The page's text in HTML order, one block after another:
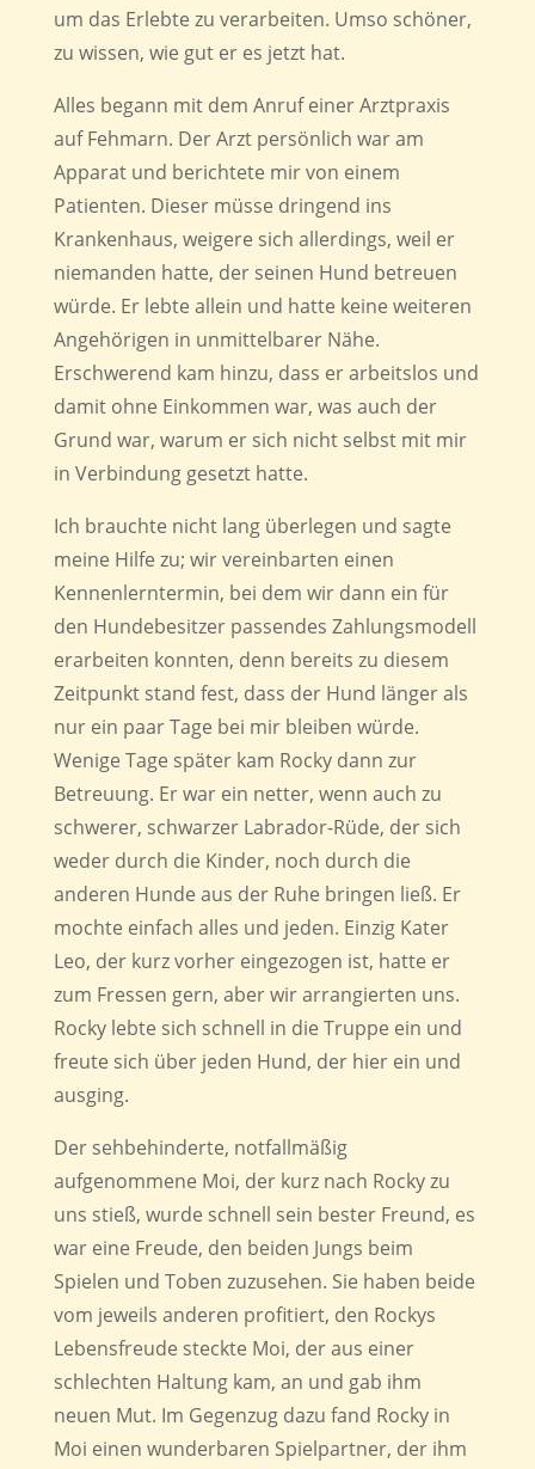
um das Erlebte zu verarbeiten. Umso schöner,
zu wissen, wie gut er es jetzt hat.
Alles begann mit dem Anruf einer Arztpraxis
auf Fehmarn. Der Arzt persönlich war am
Apparat und berichtete mir von einem
Patienten. Dieser müsse dringend ins
Krankenhaus, weigere sich allerdings, weil er
niemanden hatte, der seinen Hund betreuen
würde. Er lebte allein und hatte keine weiteren
Angehörigen in unmittelbarer Nähe.
Erschwerend kam hinzu, dass er arbeitslos und
damit ohne Einkommen war, was auch der
Grund war, warum er sich nicht selbst mit mir
in Verbindung gesetzt hatte.
Ich brauchte nicht lang überlegen und sagte
meine Hilfe zu; wir vereinbarten einen
Kennenlerntermin, bei dem wir dann ein für
den Hundebesitzer passendes Zahlungsmodell
erarbeiten konnten, denn bereits zu diesem
Zeitpunkt stand fest, dass der Hund länger als
nur ein paar Tage bei mir bleiben würde.
Wenige Tage später kam Rocky dann zur
Betreuung. Er war ein netter, wenn auch zu
schwerer, schwarzer Labrador-Rüde, der sich
weder durch die Kinder, noch durch die
anderen Hunde aus der Ruhe bringen ließ. Er
mochte einfach alles und jeden. Einzig Kater
Leo, der kurz vorher eingezogen ist, hatte er
zum Fressen gern, aber wir arrangierten uns.
Rocky lebte sich schnell in die Truppe ein und
freute sich über jeden Hund, der hier ein und
ausging.
Der sehbehinderte, notfallmäßig
aufgenommene Moi, der kurz nach Rocky zu
uns stieß, wurde schnell sein bester Freund, es
war eine Freude, den beiden Jungs beim
Spielen und Toben zuzusehen. Sie haben beide
vom jeweils anderen profitiert, den Rockys
Lebensfreude steckte Moi, der aus einer
schlechten Haltung kam, an und gab ihm
neuen Mut. Im Gegenzug dazu fand Rocky in
Moi einen wunderbaren Spielpartner, der ihm